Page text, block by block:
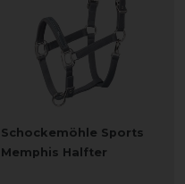
Schockemöhle Sports
Memphis Halfter